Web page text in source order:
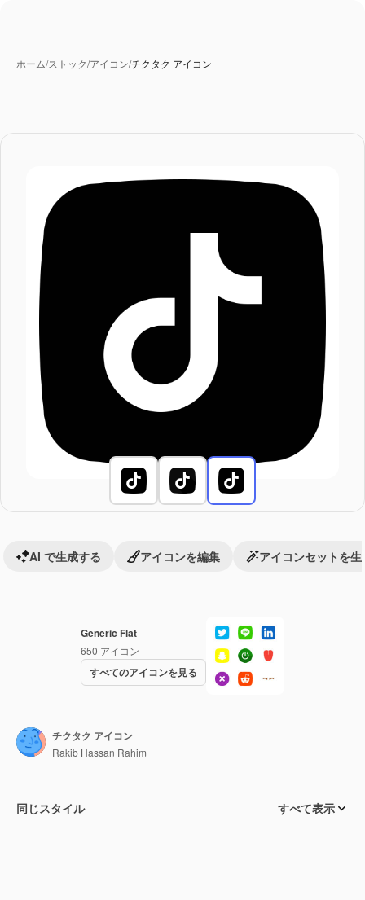
ホーム/ストック/アイコン/チクタク アイコン
Generic Flat
650 アイコン
すべてのアイコンを見る
AI で生成する アイコンを編集 アイコンセットを生
チクタク アイコン
Rakib Hassan Rahim
同じスタイル すべて表示